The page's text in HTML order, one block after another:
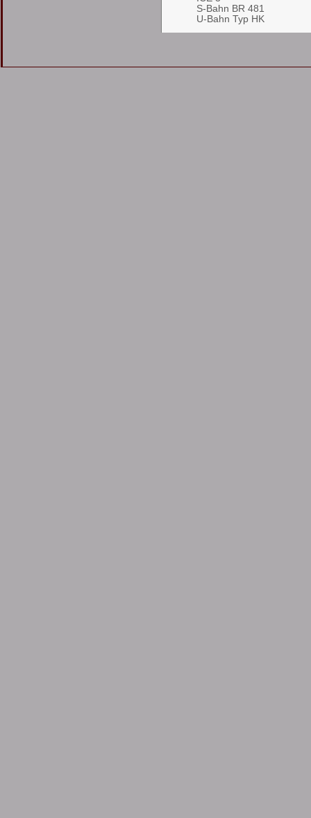
S-Bahn BR 481
U-Bahn Typ HK